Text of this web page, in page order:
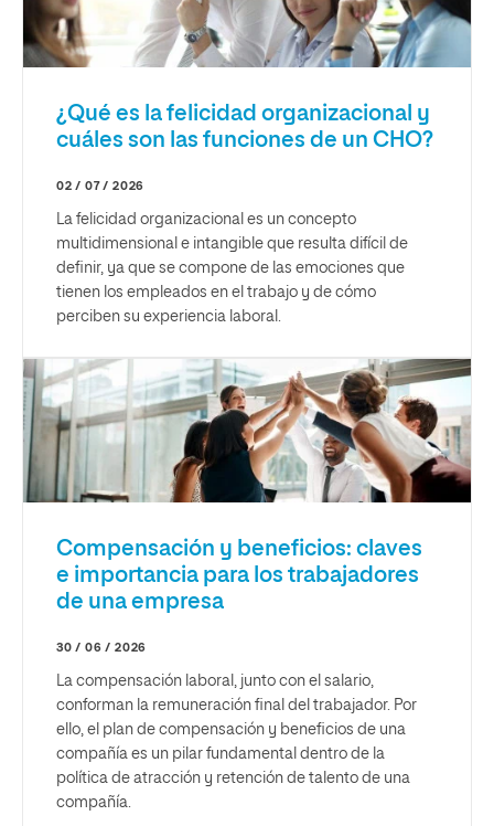
¿Qué es la felicidad organizacional y
cuáles son las funciones de un CHO?
02 / 07 / 2026
La felicidad organizacional es un concepto
multidimensional e intangible que resulta difícil de
definir, ya que se compone de las emociones que
tienen los empleados en el trabajo y de cómo
perciben su experiencia laboral.
Compensación y beneficios: claves
e importancia para los trabajadores
de una empresa
30 / 06 / 2026
La compensación laboral, junto con el salario,
conforman la remuneración final del trabajador. Por
ello, el plan de compensación y beneficios de una
compañía es un pilar fundamental dentro de la
política de atracción y retención de talento de una
compañía.